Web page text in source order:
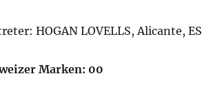
HOGAN LOVELLS, Alicante, ES
Marken: 00